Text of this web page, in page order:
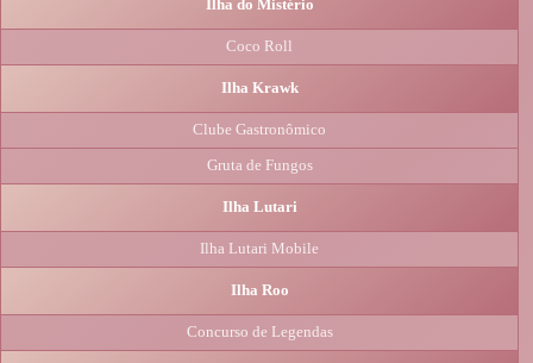
Ilha do Mistério
Coco Roll
Ilha Krawk
Clube Gastronômico
Gruta de Fungos
Ilha Lutari
Ilha Lutari Mobile
Ilha Roo
Concurso de Legendas